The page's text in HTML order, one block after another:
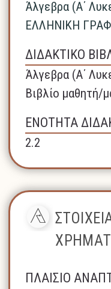
Άλγεβρα (A΄
ΕΛΛΗΝΙΚΗ
ΔΙΔΑΚΤΙΚΟ
Άλγεβρα (A΄
Βιβλίο μαθητή/
ΕΝΟΤΗΤΑ
2.2
ΠΛΑΙΣΙΟ